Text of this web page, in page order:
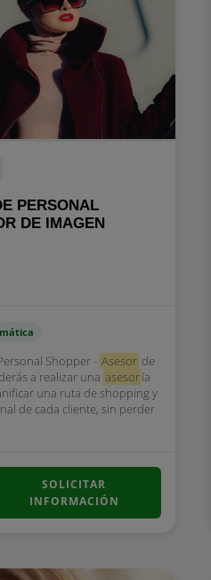
PERSONAL
DE IMAGEN
Shopper - Asesor de
a realizar una asesoría
una ruta de shopping y
de cada cliente, sin perder
SOLICITAR
INFORMACIÓN